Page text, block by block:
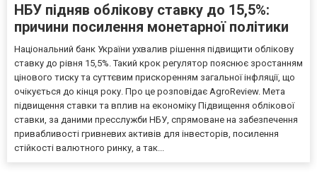
НБУ підняв облікову ставку до 15,5%:
причини посилення монетарної політики
Національний банк України ухвалив рішення підвищити облікову
ставку до рівня 15,5%. Такий крок регулятор пояснює зростанням
цінового тиску та суттєвим прискоренням загальної інфляції, що
очікується до кінця року. Про це розповідає AgroReview. Мета
підвищення ставки та вплив на економіку Підвищення облікової
ставки, за даними пресслужби НБУ, спрямоване на забезпечення
привабливості гривневих активів для інвесторів, посилення
стійкості валютного ринку, а так...